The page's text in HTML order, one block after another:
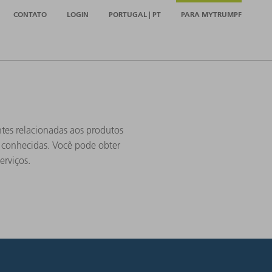
CONTATO LOGIN PORTUGAL | PT PARA MYTRUMPF
relacionadas aos produtos
Você pode obter